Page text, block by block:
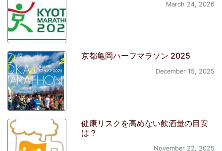
March 24, 2026
京都亀岡ハーフマラソン 2025
December 15, 2025
健康リスクを高めない飲酒量の目安
は？
November 22, 2025